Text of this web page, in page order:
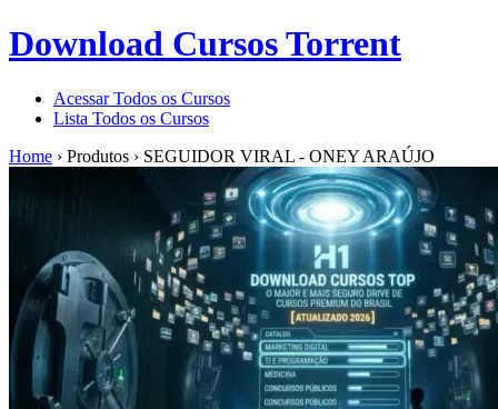
Download Cursos Torrent
Acessar Todos os Cursos
Lista Todos os Cursos
Home › Produtos › SEGUIDOR VIRAL - ONEY ARAÚJO